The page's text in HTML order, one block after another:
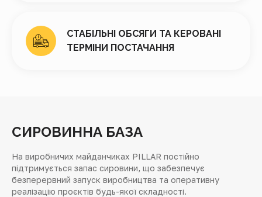
СТАБІЛЬНІ ОБСЯГИ ТА КЕРОВАНІ
ТЕРМІНИ ПОСТАЧАННЯ
СИРОВИННА БАЗА
На виробничих майданчиках PILLAR постійно
підтримується запас сировини, що забезпечує
безперервний запуск виробництва та оперативну
реалізацію проєктів будь-якої складності.